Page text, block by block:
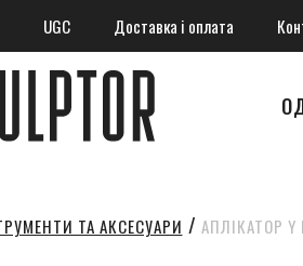
UGC Доставка і оплата
ТА АКСЕСУАРИ АПЛІКАТОР Y